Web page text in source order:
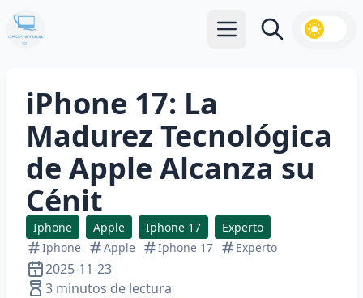
Abrir menú principal
Buscar
iPhone 17: La
Madurez Tecnológica
de Apple Alcanza su
Cénit
Iphone Apple Iphone 17
Experto
Iphone
Apple Iphone 17 Experto
2025-11-23
3 minutos de lectura